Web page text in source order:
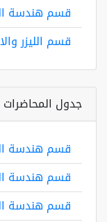
قسم هندسة
قسم الليزر
جدول المحاضرات
قسم هندسة
قسم هندسة
قسم هندسة